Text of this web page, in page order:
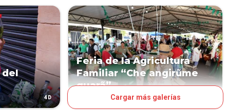
del
4D
Feria de la Agricultura
Familiar “Che angirũme
guarã”
Cargar más galerías